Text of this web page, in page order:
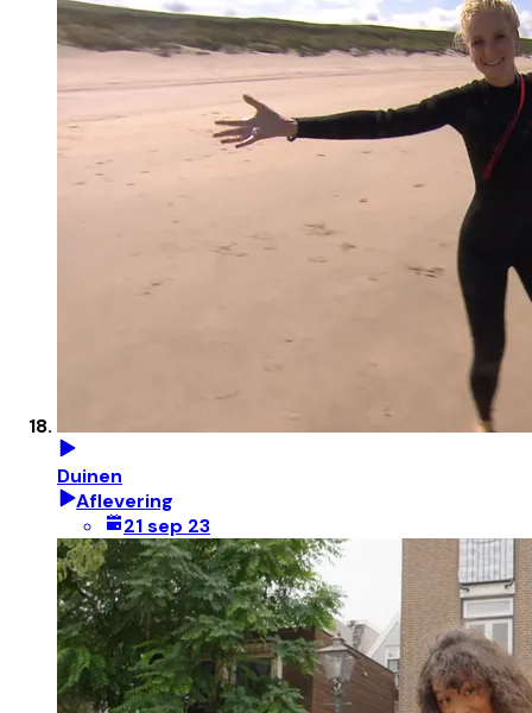
Duinen
Aflevering
21 sep 23